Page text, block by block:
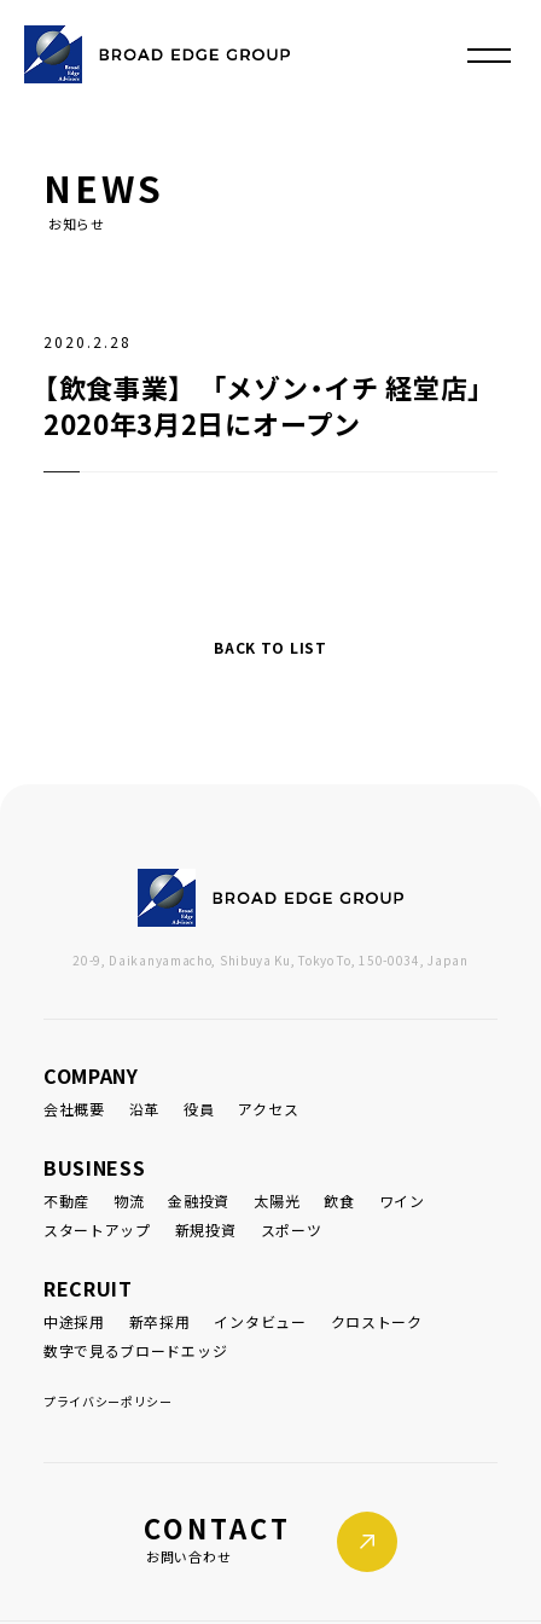
NEWS
お知らせ
2020.2.28
【飲食事業】 「メゾン・イチ 経堂店」
2020年3月2日にオープン
BACK TO LIST
20-9, Daikanyamacho, Shibuya Ku, Tokyo To, 150-0034, Japan
COMPANY
会社概要 沿革 役員 アクセス
BUSINESS
不動産 物流 金融投資 太陽光 飲食
ワイン
スタートアップ
新規投資 スポーツ
RECRUIT
中途採用 新卒採用 インタビュー
クロストーク
数字で見るブロードエッジ
プライバシーポリシー
CONTACT
お問い合わせ